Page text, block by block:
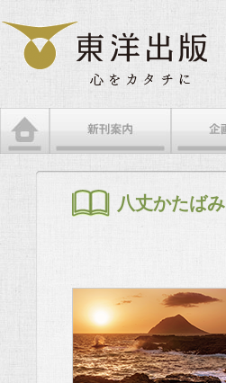
メインメニュー
メインコンテンツへ移動
サブコンテンツへ移動
八丈かたばみ